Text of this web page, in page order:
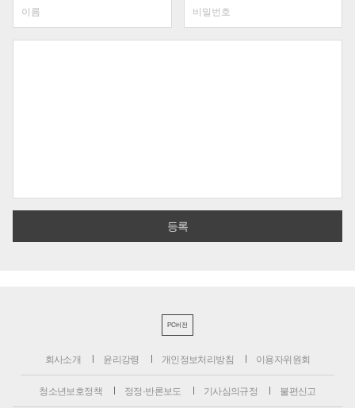
PC버전
회사소개 윤리강령 개인정보처리방침 이용자위원회
청소년보호정책 정정·반론보도 기사심의규정 불편신고